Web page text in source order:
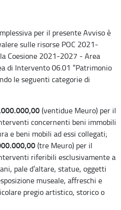
per il presente Avviso è
sulle risorse POC 2021-
Coesione 2021-2027 - Area
di Intervento 06.01 “Patrimonio
le seguenti categorie di
(ventidue Meuro) per il
concernenti beni immobili
e beni mobili ad essi collegati;
(tre Meuro) per il
riferibili esclusivamente a
pale d’altare, statue, oggetti
museale, affreschi e
pregio artistico, storico o